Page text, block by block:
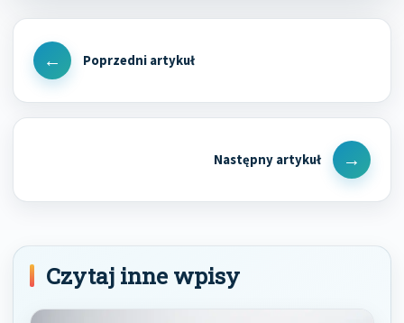
Nawigacja
wpisu
Previous
Next
Post
Czytaj inne wpisy